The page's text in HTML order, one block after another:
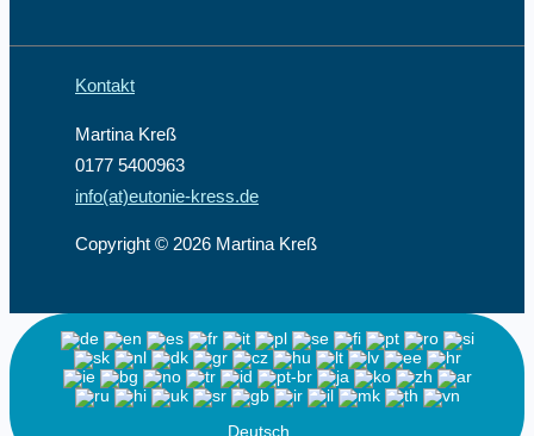
Kontakt
Martina Kreß
0177 5400963
info(at)eutonie-kress.de
Copyright © 2026 Martina Kreß
Deutsch